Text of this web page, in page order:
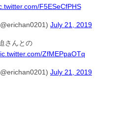
F5ESeCfPHS
July 21, 2019
さんとの
ZfMEPpaOTq
July 21, 2019